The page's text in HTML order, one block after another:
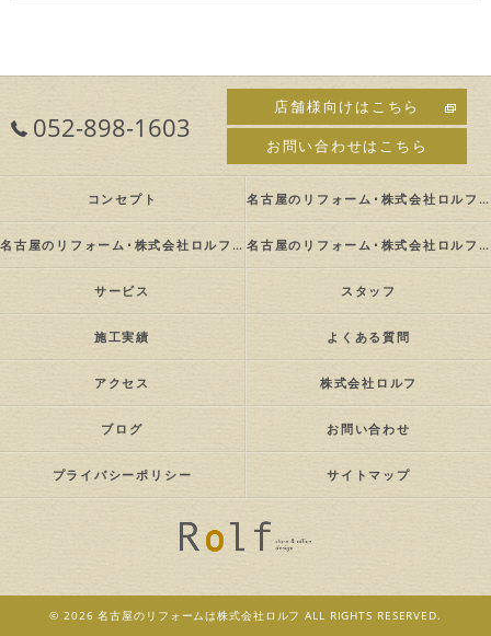
052-898-1603
店舗様向けはこちら
お問い合わせはこちら
コンセプト 名古屋のリフォーム･株式会社ロルフの口コミ情報
名古屋のリフォーム･株式会社ロルフの評判 名古屋のリフォーム･株式会社ロルフのお客様の声
サービス スタッフ
施工実績 よくある質問
アクセス 株式会社ロルフ
ブログ お問い合わせ
プライバシーポリシー サイトマップ
© 2026 名古屋のリフォームは株式会社ロルフ ALL RIGHTS RESERVED.